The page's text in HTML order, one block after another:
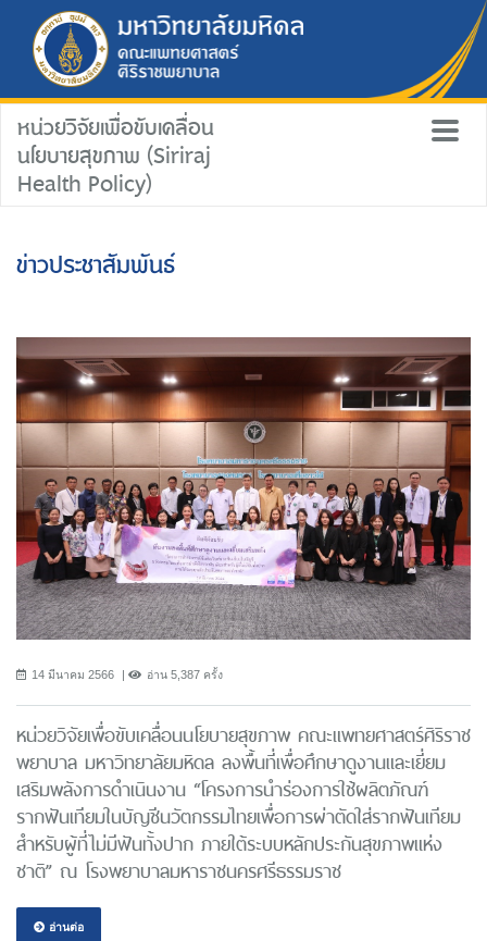
หน่วยวิจัยเพื่อขับเคลื่อน
นโยบายสุขภาพ (Siriraj
Health Policy)
ข่าวประชาสัมพันธ์
14 มีนาคม 2566 อ่าน 5,387 ครั้ง
หน่วยวิจัยเพื่อขับเคลื่อนนโยบายสุขภาพ คณะแพทยศาสตร์ศิริราช
พยาบาล มหาวิทยาลัยมหิดล ลงพื้นที่เพื่อศึกษาดูงานและเยี่ยม
เสริมพลังการดำเนินงาน “โครงการนําร่องการใช้ผลิตภัณฑ์
รากฟันเทียมในบัญชีนวัตกรรมไทยเพื่อการผ่าตัดใส่รากฟันเทียม
สำหรับผู้ที่ไม่มีฟันทั้งปาก ภายใต้ระบบหลักประกันสุขภาพแห่ง
ชาติ” ณ โรงพยาบาลมหาราชนครศรีธรรมราช
อ่านต่อ